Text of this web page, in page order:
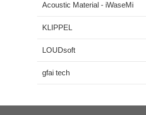
Acoustic Material - iWaseMi
KLIPPEL
LOUDsoft
gfai tech